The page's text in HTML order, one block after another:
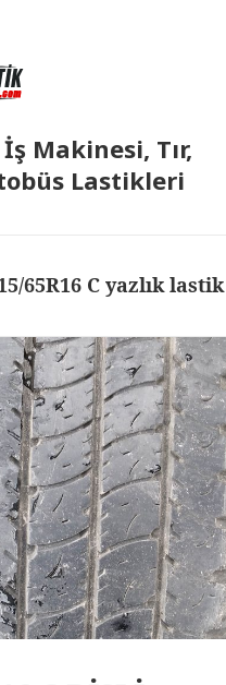
Makinesi, Tır,
Lastikleri
65R16 C yazlık lastik